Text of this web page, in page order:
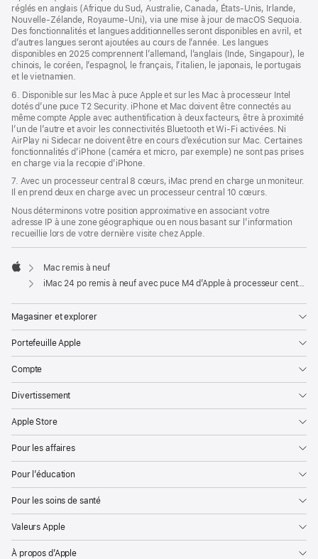
réglés en anglais (Afrique du Sud, Australie, Canada, États-Unis, Irlande,
Nouvelle-Zélande, Royaume-Uni), via une mise à jour de macOS Sequoia.
Des fonctionnalités et langues additionnelles seront disponibles en avril, et
d’autres langues seront ajoutées au cours de l’année. Les langues
disponibles en 2025 comprennent l’allemand, l’anglais (Inde, Singapour), le
chinois, le coréen, l’espagnol, le français, l’italien, le japonais, le portugais
et le vietnamien.
6. Disponible sur les Mac à puce Apple et sur les Mac à processeur Intel
dotés d’une puce T2 Security. iPhone et Mac doivent être connectés au
même compte Apple avec authentification à deux facteurs, être à proximité
l’un de l’autre et avoir les connectivités Bluetooth et Wi-Fi activées. Ni
AirPlay ni Sidecar ne doivent être en cours d’exécution sur Mac. Certaines
fonctionnalités d’iPhone (caméra et micro, par exemple) ne sont pas prises
en charge via la recopie d’iPhone.
7. Avec un processeur central 8 cœurs, iMac prend en charge un moniteur.
Il en prend deux en charge avec un processeur central 10 cœurs.
Nous déterminons votre position approximative en associant votre
adresse IP à une zone géographique ou en nous basant sur l’information
recueillie lors de votre dernière visite chez Apple.
Apple
Mac remis à neuf
iMac 24 po remis à neuf avec puce M4 d’Apple à processeur central 8 cœurs et processeur graphique 8 cœurs - Vert
Magasiner et explorer
Portefeuille Apple
Compte
Divertissement
Apple Store
Pour les affaires
Pour l’éducation
Pour les soins de santé
Valeurs Apple
À propos d’Apple